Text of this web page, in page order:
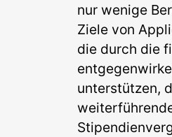
nur wenige
Ziele von
die durch die
unterstützen,